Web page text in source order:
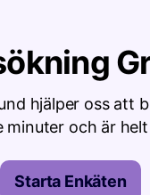
hjälper oss att
minuter och är
Starta Enkäten